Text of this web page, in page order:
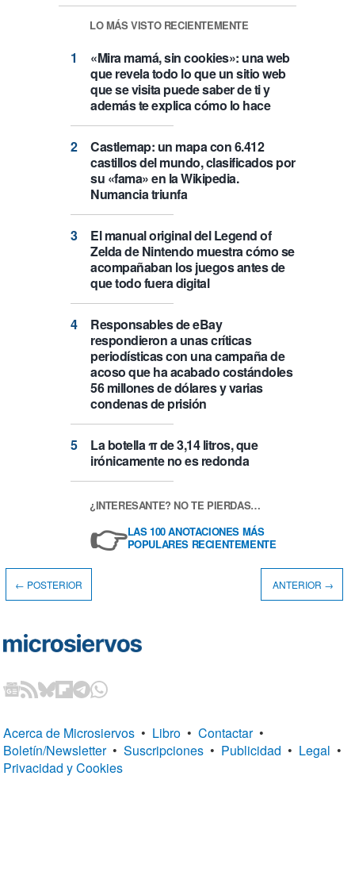
LO MÁS VISTO RECIENTEMENTE
«Mira mamá, sin cookies»: una web
que revela todo lo que un sitio web
que se visita puede saber de ti y
además te explica cómo lo hace
Castlemap: un mapa con 6.412
castillos del mundo, clasificados por
su «fama» en la Wikipedia.
Numancia triunfa
El manual original del Legend of
Zelda de Nintendo muestra cómo se
acompañaban los juegos antes de
que todo fuera digital
Responsables de eBay
respondieron a unas críticas
periodísticas con una campaña de
acoso que ha acabado costándoles
56 millones de dólares y varias
condenas de prisión
La botella π de 3,14 litros, que
irónicamente no es redonda
¿INTERESANTE? NO TE PIERDAS…
👉LAS 100 ANOTACIONES MÁS
POPULARES RECIENTEMENTE
← POSTERIOR ANTERIOR →
Acerca de Microsiervos • Libro • Contactar •
Boletín/Newsletter • Suscripciones • Publicidad • Legal •
Privacidad y Cookies